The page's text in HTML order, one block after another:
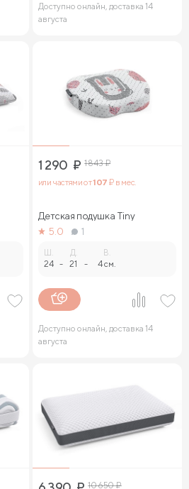
Доступно онлайн, доставка 14
августа
1 290 ₽ 1 843₽
или частями от107 ₽ в мес.
Детская подушка Tiny
5.0
1
24 -
Д.
21 -
В.
4 см.
Доступно онлайн, доставка 14
августа
10 650₽